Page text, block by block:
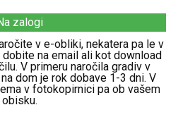
zalogi
v e-obliki, nekatera pa le v
na email ali kot download
V primeru naročila gradiv v
dom je rok dobave 1-3 dni. V
v fotokopirnici pa ob vašem
obisku.